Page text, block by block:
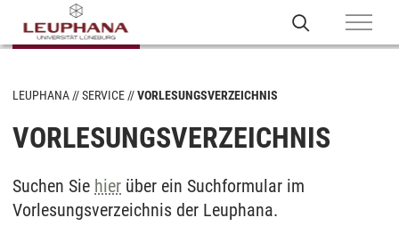
LEUPHANA SERVICE VORLESUNGSVERZEICHNIS
VORLESUNGSVERZEICHNIS
Suchen Sie hier über ein Suchformular im
Vorlesungsverzeichnis der Leuphana.